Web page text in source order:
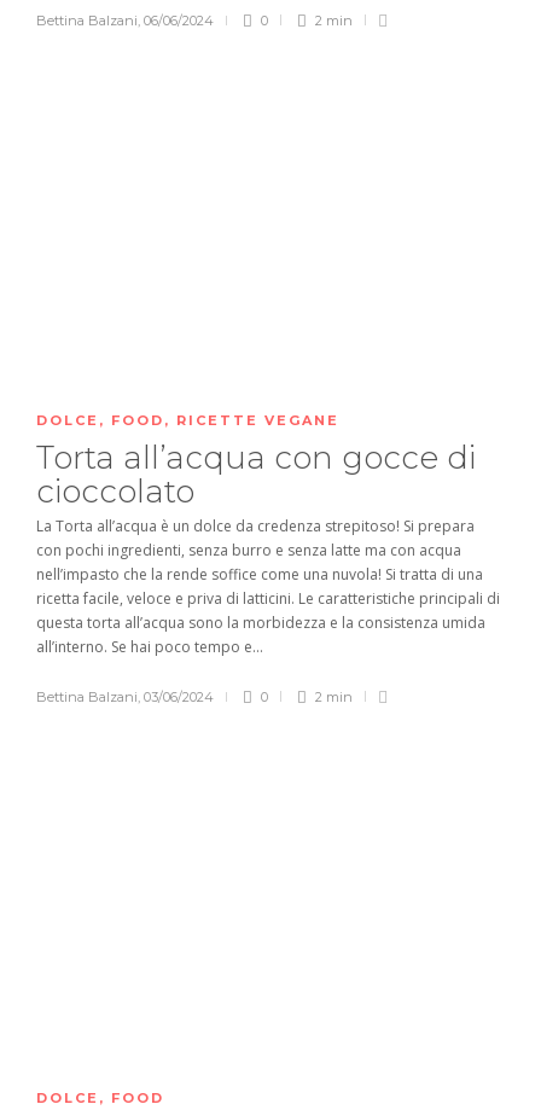
Bettina Balzani 06/06/2024 0 2 min
DOLCE , FOOD , RICETTE VEGANE
Torta all’acqua con gocce di
cioccolato
La Torta all’acqua è un dolce da credenza strepitoso! Si prepara
con pochi ingredienti, senza burro e senza latte ma con acqua
nell’impasto che la rende soffice come una nuvola! Si tratta di una
ricetta facile, veloce e priva di latticini. Le caratteristiche principali di
questa torta all’acqua sono la morbidezza e la consistenza umida
all’interno. Se hai poco tempo e...
Bettina Balzani, 03/06/2024 0 2 min
DOLCE , FOOD